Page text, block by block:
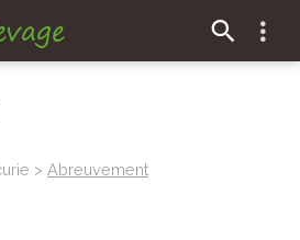
> Abreuvement